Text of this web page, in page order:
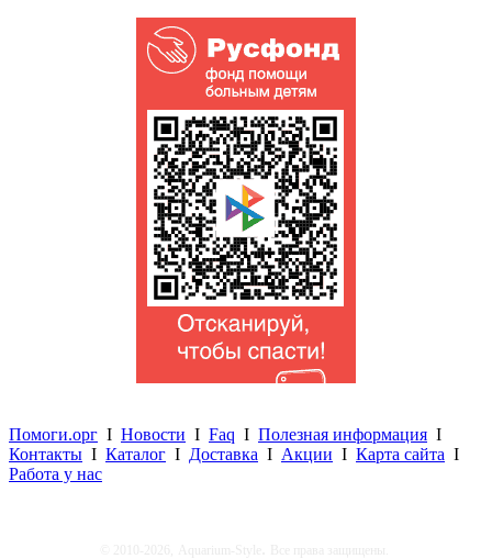
Помоги.орг I Новости I Faq I Полезная информация I
Контакты I Каталог I Доставка I Акции I Карта сайта I
Работа у нас